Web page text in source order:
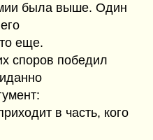
была выше. Один
еще.
споров победил
в часть, кого